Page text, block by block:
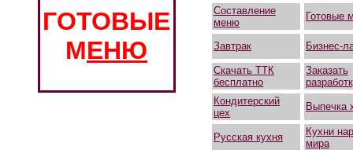
ГОТОВЫЕ
МЕНЮ
Составление
меню
Готовые
Завтрак Бизнес-
Скачать ТТК
бесплатно
Заказать
Кондитерский
цех
Выпечка
Русская кухня
Кухни
мира